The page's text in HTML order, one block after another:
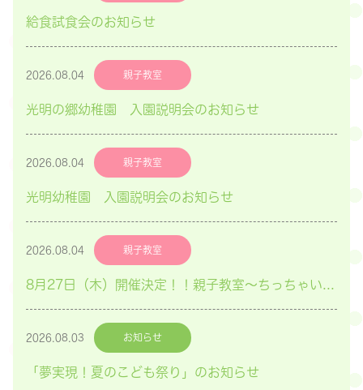
給食試食会のお知らせ
2026.08.04 親子教室
光明の郷幼稚園 入園説明会のお知らせ
2026.08.04 親子教室
光明幼稚園 入園説明会のお知らせ
2026.08.04 親子教室
8月27日（木）開催決定！！親子教室～ちっちゃい子Club～「英語遊び」のご案内
2026.08.03 お知らせ
「夢実現！夏のこども祭り」のお知らせ